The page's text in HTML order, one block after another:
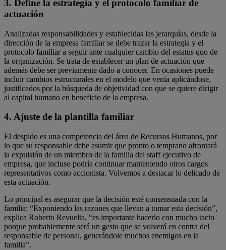
3. Define la estrategia y el protocolo familiar de
actuación
Analizadas responsabilidades y establecidas las jerarquías, desde la
dirección de la empresa familiar se debe trazar la estrategia y el
protocolo familiar a seguir ante cualquier cambio del estatus quo de
la organización. Se trata de establecer un plan de actuación que
además debe ser previamente dado a conocer. En ocasiones puede
incluir cambios estructurales en el modelo que venía aplicándose,
justificados por la búsqueda de objetividad con que se quiere dirigir
al capital humano en beneficio de la empresa.
4. Ajuste de la plantilla familiar
El despido es una competencia del área de Recursos Humanos, por
lo que su responsable debe asumir que pronto o temprano afrontará
la expulsión de un miembro de la familia del staff ejecutivo de
empresa, que incluso podría continuar manteniendo otros cargos
representativos como accionista. Volvemos a destacar lo delicado de
esta actuación.
Lo principal es asegurar que la decisión esté consensuada con la
familia: “Exponiendo las razones que llevan a tomar esta decisión”,
explica Roberto Revuelta, “es importante hacerlo con mucho tacto
porque probablemente será un gesto que se volverá en contra del
responsable de personal, generándole muchos enemigos en la
familia”.